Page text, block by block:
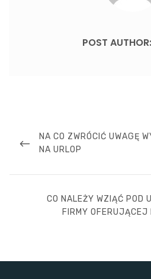
POST AUTHOR:
wpisuPREVIOUS
POST
NA CO ZWRÓCIĆ UWAGĘ
NA URLOP
NEXT
POST
CO NALEŻY WZIĄĆ POD
FIRMY OFERUJĄCEJ